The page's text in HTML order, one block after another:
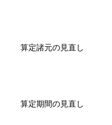
算定諸元の見直し
算定期間の見直し